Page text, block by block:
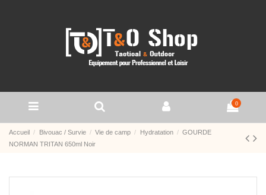
0
Accueil Bivouac / Survie Vie de camp Hydratation
GOURDE
NORMAN TRITAN 650ml Noir